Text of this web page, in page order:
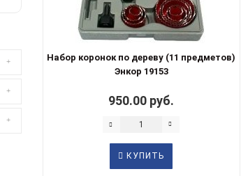
Набор коронок по дереву (11 предметов)
Энкор 19153
950.00 руб.
КУПИТЬ